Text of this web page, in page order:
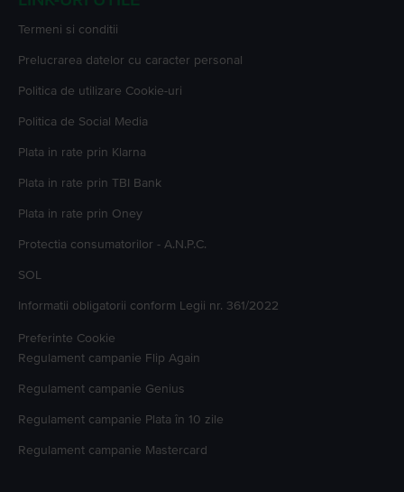
Termeni si conditii
Prelucrarea datelor cu caracter personal
Politica de utilizare Cookie-uri
Politica de Social Media
Plata in rate prin Klarna
Plata in rate prin TBI Bank
Plata in rate prin Oney
Protectia consumatorilor - A.N.P.C.
SOL
Informatii obligatorii conform Legii nr. 361/2022
Preferinte Cookie
Regulament campanie Flip Again
Regulament campanie Genius
Regulament campanie Plata în 10 zile
Regulament campanie Mastercard